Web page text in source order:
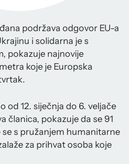
podržava odgovor EU-a
i solidarna je s
pokazuje najnovije
koje je Europska
od 12. siječnja do 6. veljače
članica, pokazuje da se 91
s pružanjem humanitarne
za prihvat osoba koje